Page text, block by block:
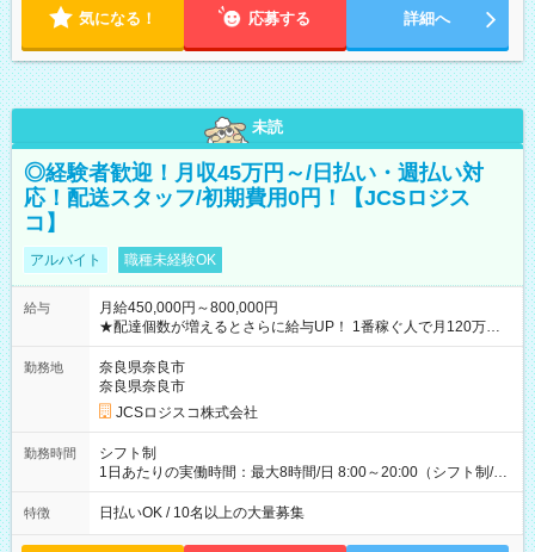
気になる！ 応募する 詳細へ
未読
◎経験者歓迎！月収45万円～/日払い・週払い対
応！配送スタッフ/初期費用0円！【JCSロジス
コ】
アルバイト 職種未経験OK
給与
月給450,000円～800,000円
★配達個数が増えるとさらに給与UP！ 1番稼ぐ人で月120万ほ
ど！ ・主要都市エリア 月収55万円／週5日稼働 月収65万~112
万円／週6日稼働 ・地方郊外エリア 月収40万円／週5日稼働 月
収40万円~50万円／週6日稼働 ＜モデルイメージ＞ ■月収50万
円 (27歳男性/江東区在住)※元建築関係 1日150個配達×25日勤務
(日休み) ■月収80万円(43歳男性/墨田区在住)※元営業 1日200個
勤務地
奈良県奈良市
奈良県奈良市
JCSロジスコ株式会社
勤務時間
シフト制
1日あたりの実働時間：最大8時間/日 8:00～20:00（シフト制/実
働8時間） ※週5日勤務（場所次第では週4も有り） ※配達状況
によって時間外での勤務可能性有り ※案件により多少の前後あ
特徴 日払いOK / 10名以上の大量募集